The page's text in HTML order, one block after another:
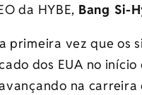
da HYBE, Bang Si-
primeira vez que os
dos EUA no
na